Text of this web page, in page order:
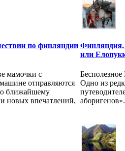
по финляндии
мамочки с
отправляются
ближайшему
новых впечатлений,
Финляндия.
или
Одно из